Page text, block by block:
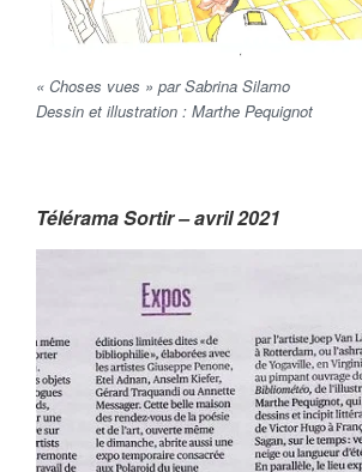
« Choses vues » par Sabrina Silamo
Dessin et illustration : Marthe Pequignot
Télérama Sortir – avril 2021